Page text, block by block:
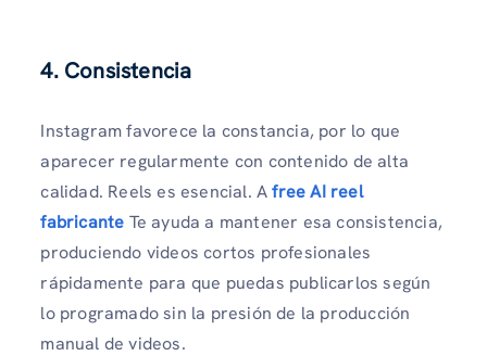
4. Consistencia
Instagram favorece la constancia, por lo que
aparecer regularmente con contenido de alta
calidad. Reels es esencial. Afree AI reel
fabricante Te ayuda a mantener esa consistencia,
produciendo videos cortos profesionales
rápidamente para que puedas publicarlos según
lo programado sin la presión de la producción
manual de videos.